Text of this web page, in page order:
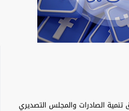
الصادرات والمجلس التصديري